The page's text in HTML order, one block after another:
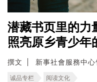
潜藏书页里的力
照亮原乡青少年
撰文 新事社會服務中
诚品专栏 阅读文化